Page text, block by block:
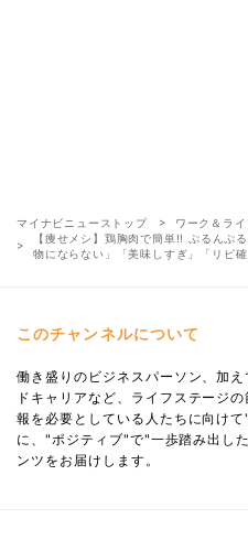
マイナビニューストップ
ワーク＆ライ
【痩せメシ】鶏胸肉で簡単!! ぷるんぷ
物にならない」「美味しすぎ」「リピ
このチャンネルについて
働き盛りのビジネスパーソン、加
ドキャリアなど、ライフステージ
報を必要としている人たちに向け
に、"ポジティブ"で"一歩踏み出し
ンツをお届けします。